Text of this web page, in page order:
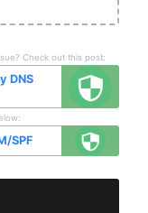
Check out this post:
DNS
SPF